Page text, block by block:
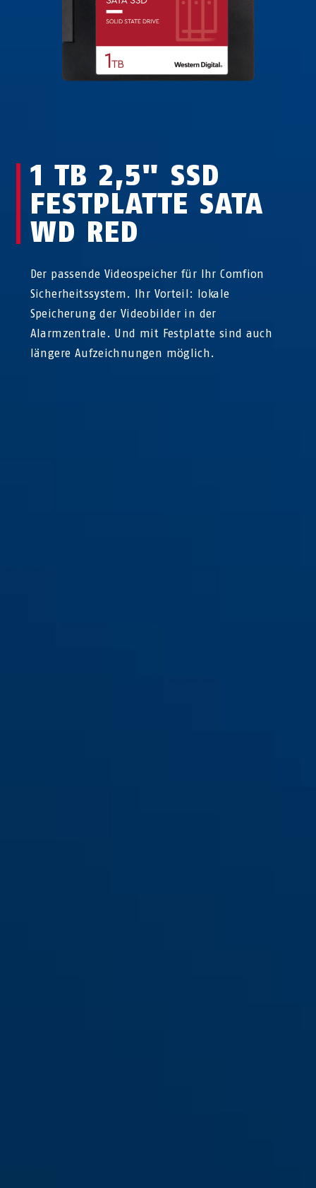
1 TB 2,5" SSD
FESTPLATTE SATA
WD RED
Der passende Videospeicher für Ihr Comfion
Sicherheitssystem. Ihr Vorteil: lokale
Speicherung der Videobilder in der
Alarmzentrale. Und mit Festplatte sind auch
längere Aufzeichnungen möglich.